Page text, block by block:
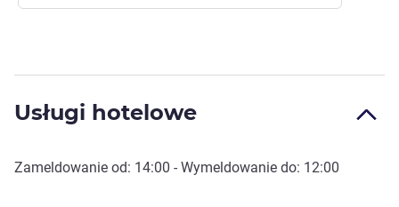
Usługi hotelowe
Zameldowanie od: 14:00 - Wymeldowanie do: 12:00